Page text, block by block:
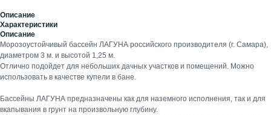
Описание
Характеристики
Описание
Морозоустойчивый бассейн ЛАГУНА российского производителя (г. Самара),
диаметром 3 м. и высотой 1,25 м.
Отлично подойдет для небольших дачных участков и помещений. Можно
использовать в качестве купели в бане.
Бассейны ЛАГУНА предназначены как для наземного исполнения, так и для
вкапывания в грунт на произвольную глубину.